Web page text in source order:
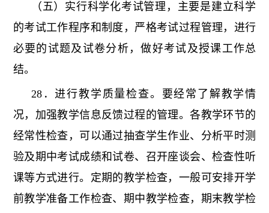
（五）实行科学化考试管理，主要是建立科学
的考试工作程序和制度，严格考试过程管理，进行
必要的试题及试卷分析，做好考试及授课工作总
结。
28．进行教学质量检查。要经常了解教学情
况，加强教学信息反馈过程的管理。各教学环节的
经常性检查，可以通过抽查学生作业、分析平时测
验及期中考试成绩和试卷、召开座谈会、检查性听
课等方式进行。定期的教学检查，一般可安排开学
前教学准备工作检查、期中教学检查，期末教学检